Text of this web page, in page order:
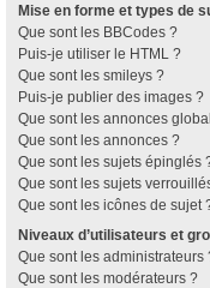
Mise en forme et types de
Que sont les BBCodes ?
Puis-je utiliser le HTML ?
Que sont les smileys ?
Puis-je publier des images ?
Que sont les annonces
Que sont les annonces ?
Que sont les sujets épinglés
Que sont les sujets
Que sont les icônes de sujet
Niveaux d’utilisateurs et
Que sont les administrateurs
Que sont les modérateurs ?